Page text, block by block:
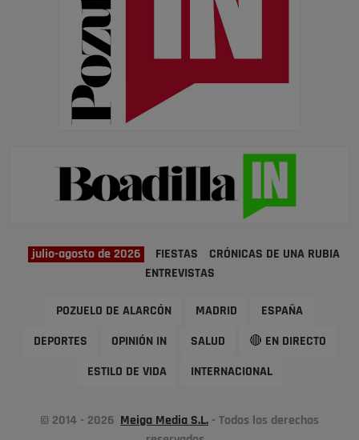
julio-agosto de 2026 FIESTAS
CRÓNICAS DE UNA RUBIA
ENTREVISTAS
POZUELO DE ALARCÓN MADRID ESPAÑA
DEPORTES OPINIÓN IN SALUD 🔴 EN DIRECTO
ESTILO DE VIDA INTERNACIONAL
© 2014 - 2026 Meiga Media S.L. - Todos los derechos